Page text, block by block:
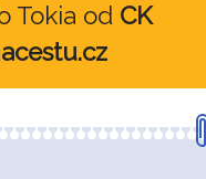
Tokia od CK